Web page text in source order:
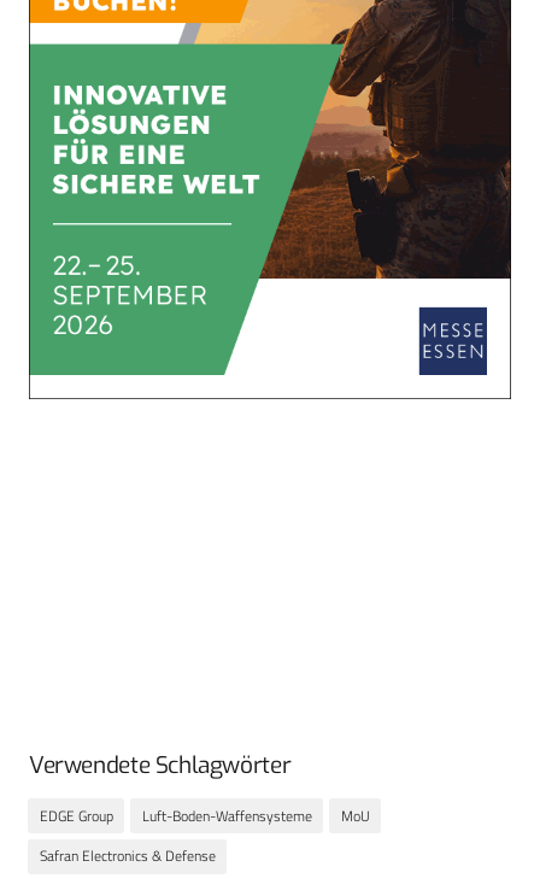
Verwendete Schlagwörter
EDGE Group Luft-Boden-Waffensysteme
MoU
Safran Electronics & Defense